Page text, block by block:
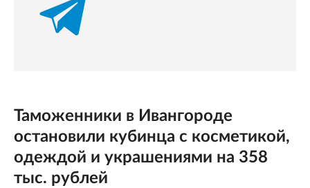
Таможенники в Ивангороде
остановили кубинца с косметикой,
одеждой и украшениями на 358
тыс. рублей